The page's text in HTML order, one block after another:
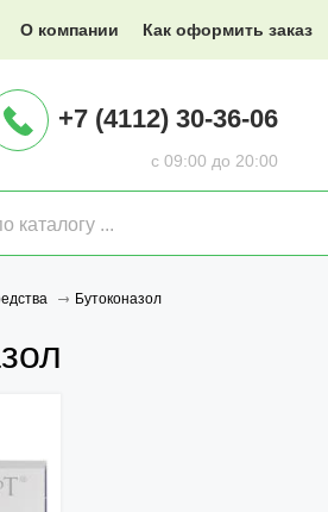
О компании Как оформить заказ
с 09:00 до 20:00
+7 (4112) 30-36-06
Бутоконазол